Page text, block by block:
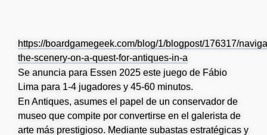
https://boardgamegeek.com/blog/1/blogpost/176317/
the-scenery-on-a-quest-for-antiques-in-a
Se anuncia para Essen 2025 este juego de Fábio
Lima para 1-4 jugadores y 45-60 minutos.
En Antiques, asumes el papel de un conservador de
museo que compite por convertirse en el galerista de
arte más prestigioso. Mediante subastas estratégicas y